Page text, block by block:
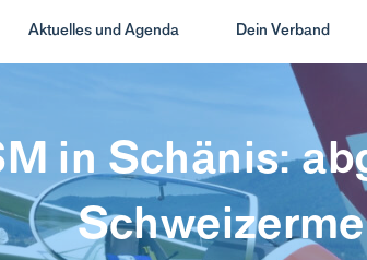
Aktuelles und Agenda Dein Verband
in Schänis: